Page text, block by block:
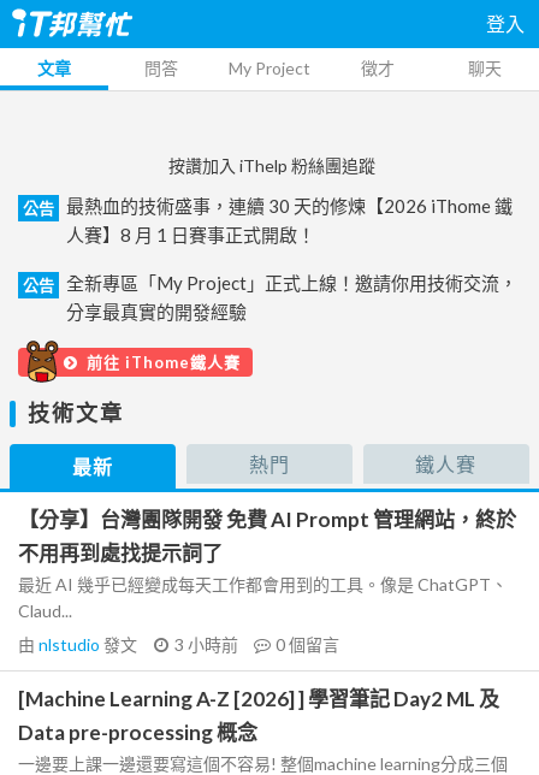
登入
文章 問答 My Project 徵才 聊天
按讚加入 iThelp 粉絲團追蹤
公告
最熱血的技術盛事，連續 30 天的修煉【2026 iThome 鐵
人賽】8 月 1 日賽事正式開啟！
公告
全新專區「My Project」正式上線！邀請你用技術交流，
分享最真實的開發經驗
前往 iThome鐵人賽
技術文章
最新 熱門 鐵人賽
【分享】台灣團隊開發 免費 AI Prompt 管理網站，終於
不用再到處找提示詞了
最近 AI 幾乎已經變成每天工作都會用到的工具。像是 ChatGPT、
Claud...
由 nlstudio 發文 3 小時前 0個留言
[Machine Learning A-Z [2026] ] 學習筆記 Day2 ML 及
Data pre-processing 概念
一邊要上課一邊還要寫這個不容易! 整個machine learning分成三個